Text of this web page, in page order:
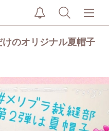
けのオリジナル夏帽子